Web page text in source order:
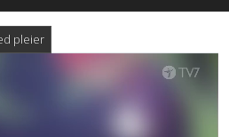
pleier